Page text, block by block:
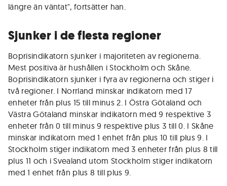
längre än väntat", fortsätter han.
Sjunker i de flesta regioner
Boprisindikatorn sjunker i majoriteten av regionerna.
Mest positiva är hushållen i Stockholm och Skåne.
Boprisindikatorn sjunker i fyra av regionerna och stiger i
två regioner. I Norrland minskar indikatorn med 17
enheter från plus 15 till minus 2. I Östra Götaland och
Västra Götaland minskar indikatorn med 9 respektive 3
enheter från 0 till minus 9 respektive plus 3 till 0. I Skåne
minskar indikatorn med 1 enhet från plus 10 till plus 9. I
Stockholm stiger indikatorn med 3 enheter från plus 8 till
plus 11 och i Svealand utom Stockholm stiger indikatorn
med 1 enhet från plus 8 till plus 9.